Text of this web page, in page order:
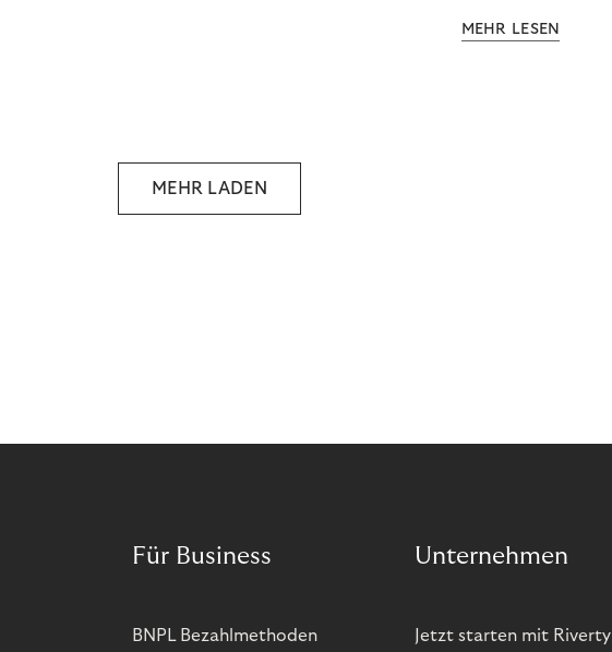
MEHR LESEN
MEHR LADEN
Für Business
BNPL Bezahlmethoden
Unternehmen
Jetzt starten mit Riverty